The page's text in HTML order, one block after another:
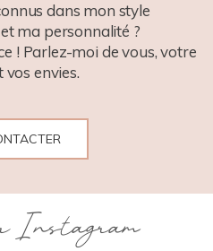
dans mon style
ma personnalité ?
! Parlez-moi de vous, votre
envies.
Instagram